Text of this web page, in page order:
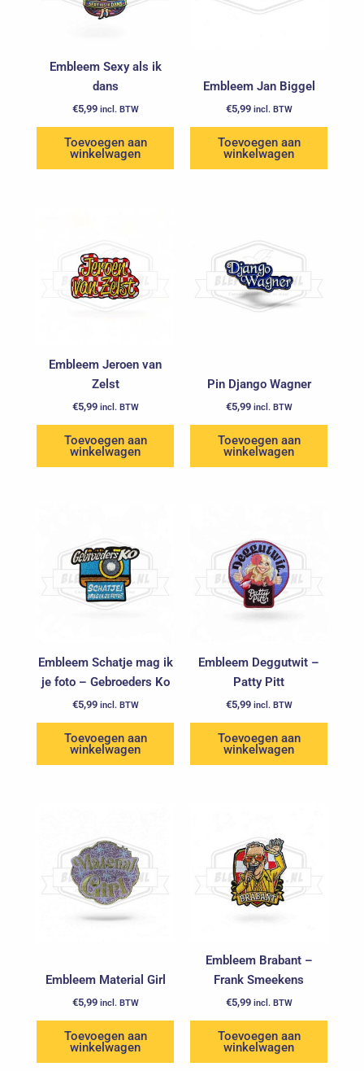
Embleem Sexy als ik
dans
€5,99 incl. BTW
Toevoegen aan
winkelwagen
Embleem Jan Biggel
€5,99 incl. BTW
Toevoegen aan
winkelwagen
Embleem Jeroen van
Zelst
€5,99 incl. BTW
Toevoegen aan
winkelwagen
Pin Django Wagner
€5,99 incl. BTW
Toevoegen aan
winkelwagen
Embleem Schatje mag ik
je foto – Gebroeders Ko
€5,99 incl. BTW
Toevoegen aan
winkelwagen
Embleem Deggutwit –
Patty Pitt
€5,99 incl. BTW
Toevoegen aan
winkelwagen
Embleem Material Girl
€5,99 incl. BTW
Toevoegen aan
winkelwagen
Embleem Brabant –
Frank Smeekens
€5,99 incl. BTW
Toevoegen aan
winkelwagen